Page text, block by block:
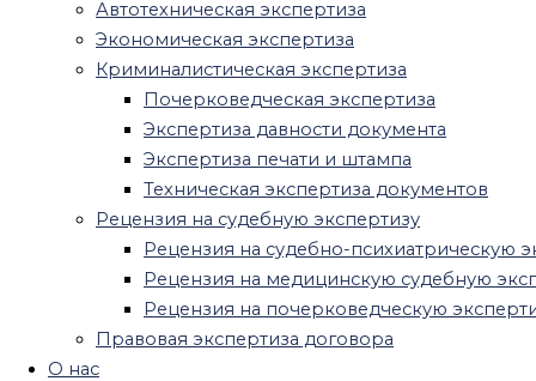
Автотехническая экспертиза
Экономическая экспертиза
Криминалистическая экспертиза
Почерковедческая экспертиза
Экспертиза давности документа
Экспертиза печати и штампа
Техническая экспертиза документов
Рецензия на судебную экспертизу
Рецензия на судебно-психиатрическую
Рецензия на медицинскую судебную
Рецензия на почерковедческую
Правовая экспертиза договора
О нас
Оценка стоимости квартиры
Оспаривание кадастровой стоимости
Оценка стоимости аренды
Оценка бизнеса
Оценка ценных бумаг
Оценка акций
Оценка нематериальных активов
Оценка патента
Оценка бренда
Оценка товарного знака
Оценка интеллектуальной
собственности